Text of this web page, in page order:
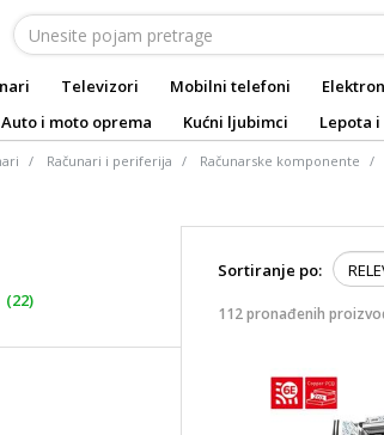
Televizori Mobilni telefoni
Auto i moto oprema Kućni ljubimci Lepota
Računari i periferija Računarske komponente
(22)
Sortiranje po:
112 pronađenih